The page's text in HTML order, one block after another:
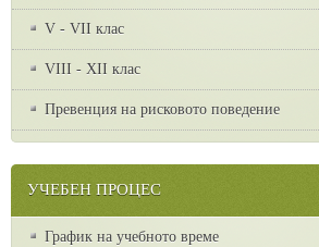
V - VII клас
VІІІ - ХІІ клас
Превенция на рисковото поведение
УЧЕБЕН ПРОЦЕС
График на учебното време